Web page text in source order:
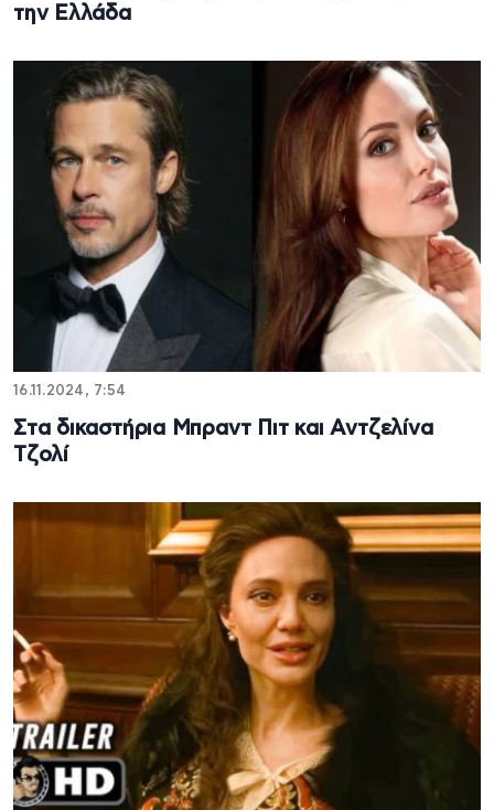
την Ελλάδα
16.11.2024, 7:54
Στα δικαστήρια Μπραντ Πιτ και Αντζελίνα
Τζολί